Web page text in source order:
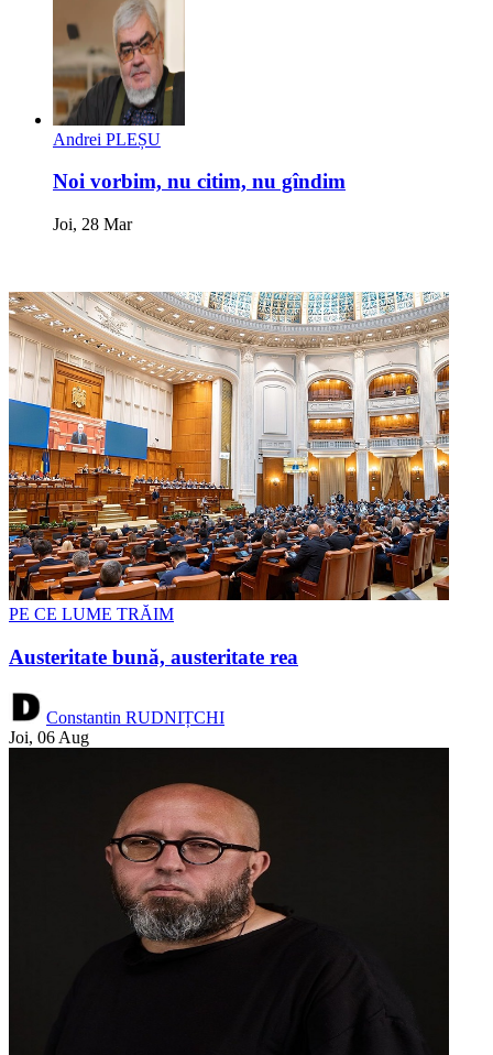
Andrei PLEȘU
Noi vorbim, nu citim, nu gîndim
Joi, 28 Mar
PE CE LUME TRĂIM
Austeritate bună, austeritate rea
Constantin RUDNIȚCHI
Joi, 06 Aug